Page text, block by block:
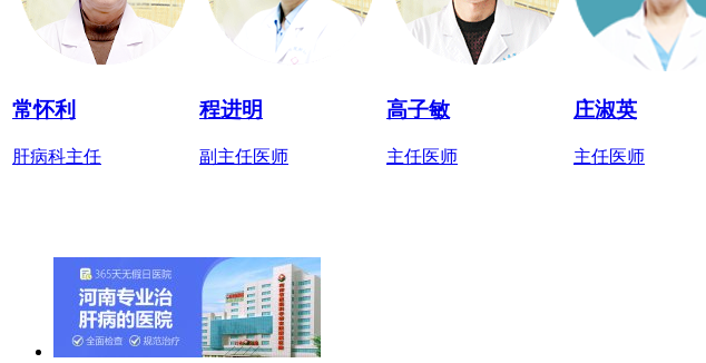
常怀利
肝病科主任
程进明
副主任医师
高子敏
主任医师
庄淑英
主任医师